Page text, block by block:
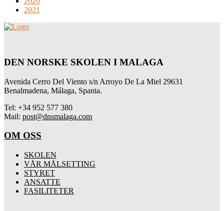
2021
DEN NORSKE SKOLEN I MALAGA
Avenida Cerro Del Viento s/n Arroyo De La Miel 29631
Benalmadena, Málaga, Spania.
Tel: +34 952 577 380
Mail: post@dnsmalaga.com
OM OSS
SKOLEN
VÅR MÅLSETTING
STYRET
ANSATTE
FASILITETER